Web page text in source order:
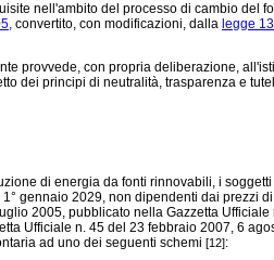
nell'ambito del processo di cambio del
convertito, con modificazioni, dalla legge
provvede, con propria deliberazione,
dei principi di neutralità, trasparenza e
di energia da fonti rinnovabili, i
gennaio 2029, non dipendenti dai prezzi
2005, pubblicato nella Gazzetta
Ufficiale n. 45 del 23 febbraio 2007, 6
ad uno dei seguenti schemi [12]: